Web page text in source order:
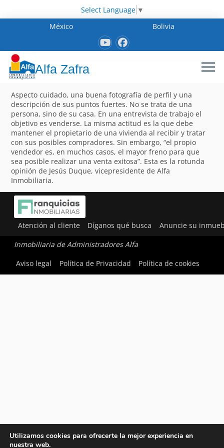
Select Language ▼
México
Bolivia
Alfa Zafra
Aspecto cuidado, una buena fotografía de perfil y una
descripción de sus puntos fuertes. No se trata de una
persona, sino de su casa. En una entrevista de trabajo el
objetivo es venderse. La misma actitud es la que debe
mantener el propietario de una vivienda al recibir y tratar
con sus posibles compradores. Sin embargo, “el propio
vendedor es, en muchos casos, el mayor freno para que
sea posible realizar una venta exitosa”. Esta es la rotunda
opinión de Jesús Duque, vicepresidente de Alfa
Inmobiliaria.
Atención al cliente Díganos qué busca Anuncie su
Inmobiliaria de Administradores Alfa
Aviso legal
Política de Privacidad Política de cookies
Utilizamos cookies para ofrecerte la mejor experiencia en
nuestra web.